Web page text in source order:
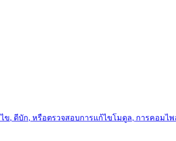
ข, ดีบัก, หรือตรวจสอบการแก้ไขโมดูล, การคอมไ